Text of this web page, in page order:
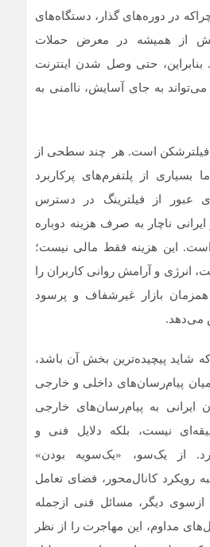
در دوره‌های گذار، دستگاه‌های
از همیشه در معرض حملات
بنابراین، حتی وصل شدن اینترنت
به جای آسایش، ناامنی به
فیلترشکن است. هر چند سطحی از
بسیاری از پلتفرم‌های پرکاربرد
عبور از فیلترینگ در دسترس
ایرانی ناچار به صرف هزینه دوباره
این هزینه فقط مالی نیست؛
انرژی و آرامش روانی کاربران را
بازار غیرشفاف و پرسود
شاید پیچیده‌ترین بخش آن باشد،
پیام‌رسان‌های داخلی و خارجی
ایرانی به پیام‌رسان‌های خارجی
نیست، بلکه دلایل فنی و
از یک‌سو، «یک‌سویه بودن»
رویکرد کانال‌محور، فضای تعامل
ازسوی دیگر، مسائل فنی ازجمله
مداوم، این مهاجرت را از نظر